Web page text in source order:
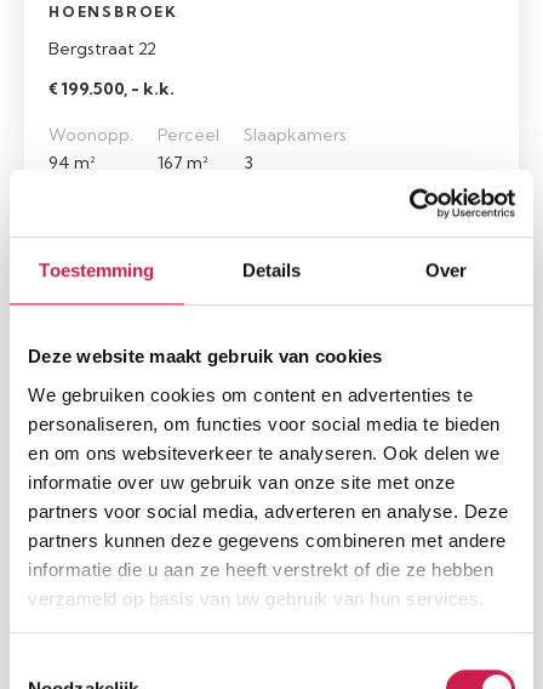
Toestemming Details Over
Deze website maakt gebruik van cookies
We gebruiken cookies om content en advertenties te
personaliseren, om functies voor social media te bieden
en om ons websiteverkeer te analyseren. Ook delen we
informatie over uw gebruik van onze site met onze
partners voor social media, adverteren en analyse. Deze
partners kunnen deze gegevens combineren met andere
informatie die u aan ze heeft verstrekt of die ze hebben
verzameld op basis van uw gebruik van hun services.
HOENSBROEK
Bergstraat 22
€ 199.500, - k.k.
Woonopp.
94 m²
Perceel
167 m²
Slaapkamers
3
NEU-MORESNET
Waldweg 19
€ 444.000, - k.k.